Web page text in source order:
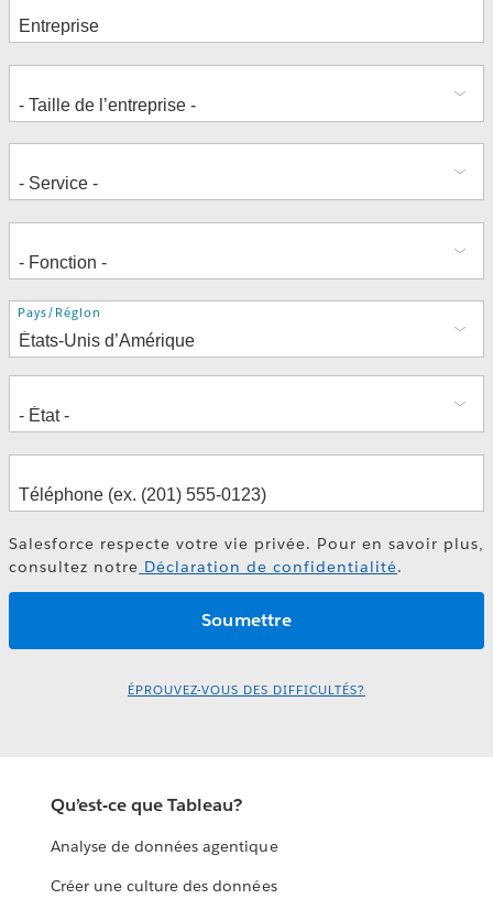
Adresse
Pays/Région
Salesforce respecte votre vie privée. Pour en savoir plus,
consultez notre Déclaration de confidentialité.
ÉPROUVEZ-VOUS DES DIFFICULTÉS?
Qu’est-ce que Tableau?
Analyse de données agentique
Créer une culture des données